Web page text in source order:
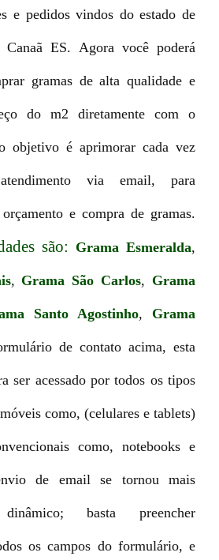
e pedidos vindos do estado de
Canaã ES. Agora você poderá
gramas de alta qualidade e
do m2 diretamente com o
objetivo é aprimorar cada vez
via email, para
e compra de gramas.
são: Grama Esmeralda,
, Grama São Carlos, Grama
Santo Agostinho, Grama
de contato acima, esta
ser acessado por todos os tipos
como, (celulares e tablets)
como, notebooks e
de email se tornou mais
basta preencher
os campos do formulário, e